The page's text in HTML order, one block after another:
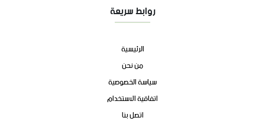
روابط سريعة
الرئيسية
من نحن
سياسة الخصوصية
اتفاقية الاستخدام
اتصل بنا